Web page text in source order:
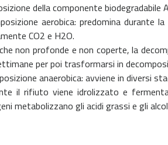
della componente biodegradabile
aerobica: predomina durante
CO2 e H2O.
non profonde e non coperte, la
per poi trasformarsi in
anaerobica: avviene in diversi
il rifiuto viene idrolizzato e
metabolizzano gli acidi grassi e gli